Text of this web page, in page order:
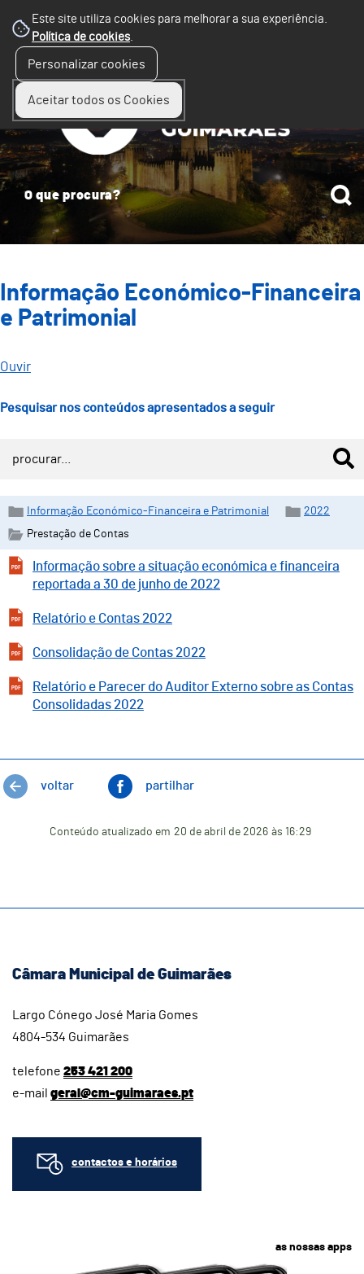
Este site utiliza cookies para melhorar a sua experiência.
Política de cookies.
Personalizar cookies
Aceitar todos os Cookies
Informação Económico-Financeira
e Patrimonial
Ouvir
Pesquisar nos conteúdos apresentados a seguir
Informação Económico-Financeira e Patrimonial
2022
Prestação de Contas
Informação sobre a situação económica e financeira
reportada a 30 de junho de 2022
Relatório e Contas 2022
Consolidação de Contas 2022
Relatório e Parecer do Auditor Externo sobre as Contas
Consolidadas 2022
voltar partilhar
Conteúdo atualizado em 20 de abril de 2026 às 16:29
Câmara Municipal de Guimarães
Largo Cónego José Maria Gomes
4804-534 Guimarães
telefone 253 421 200
e-mail geral@cm-guimaraes.pt
contactos e horários
as nossas apps